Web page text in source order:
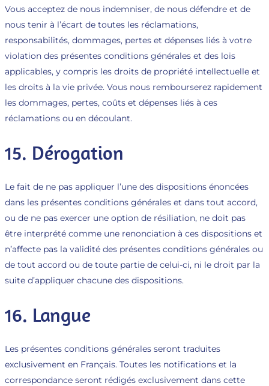
Vous acceptez de nous indemniser, de nous défendre et de
nous tenir à l’écart de toutes les réclamations,
responsabilités, dommages, pertes et dépenses liés à votre
violation des présentes conditions générales et des lois
applicables, y compris les droits de propriété intellectuelle et
les droits à la vie privée. Vous nous rembourserez rapidement
les dommages, pertes, coûts et dépenses liés à ces
réclamations ou en découlant.
15. Dérogation
Le fait de ne pas appliquer l’une des dispositions énoncées
dans les présentes conditions générales et dans tout accord,
ou de ne pas exercer une option de résiliation, ne doit pas
être interprété comme une renonciation à ces dispositions et
n’affecte pas la validité des présentes conditions générales ou
de tout accord ou de toute partie de celui-ci, ni le droit par la
suite d’appliquer chacune des dispositions.
16. Langue
Les présentes conditions générales seront traduites
exclusivement en Français. Toutes les notifications et la
correspondance seront rédigés exclusivement dans cette